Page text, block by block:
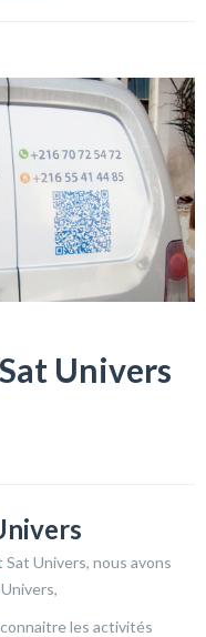
Univers
Sat Univers, nous avons
les activités